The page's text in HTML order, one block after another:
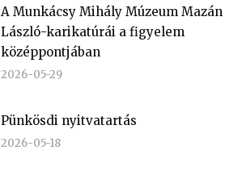
A Munkácsy Mihály Múzeum Mazán
László-karikatúrái a figyelem
középpontjában
2026-05-29
Pünkösdi nyitvatartás
2026-05-18